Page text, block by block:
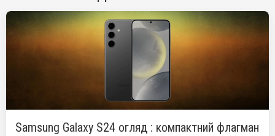
Samsung Galaxy S24 огляд : компактний флагман